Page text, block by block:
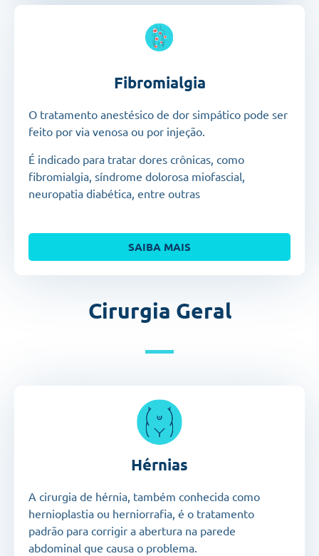
Fibromialgia
O tratamento anestésico de dor simpático pode ser
feito por via venosa ou por injeção.
É indicado para tratar dores crônicas, como
fibromialgia, síndrome dolorosa miofascial,
neuropatia diabética, entre outras
SAIBA MAIS
Cirurgia Geral
Hérnias
A cirurgia de hérnia, também conhecida como
hernioplastia ou herniorrafia, é o tratamento
padrão para corrigir a abertura na parede
abdominal que causa o problema.